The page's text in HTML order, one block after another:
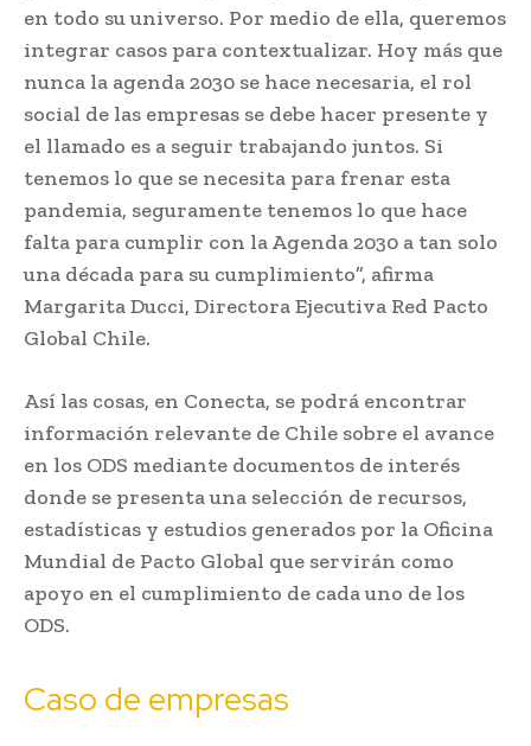
en todo su universo. Por medio de ella, queremos
integrar casos para contextualizar. Hoy más que
nunca la agenda 2030 se hace necesaria, el rol
social de las empresas se debe hacer presente y
el llamado es a seguir trabajando juntos. Si
tenemos lo que se necesita para frenar esta
pandemia, seguramente tenemos lo que hace
falta para cumplir con la Agenda 2030 a tan solo
una década para su cumplimiento”, afirma
Margarita Ducci, Directora Ejecutiva Red Pacto
Global Chile.
Así las cosas, en Conecta, se podrá encontrar
información relevante de Chile sobre el avance
en los ODS mediante documentos de interés
donde se presenta una selección de recursos,
estadísticas y estudios generados por la Oficina
Mundial de Pacto Global que servirán como
apoyo en el cumplimiento de cada uno de los
ODS.
Caso de empresas